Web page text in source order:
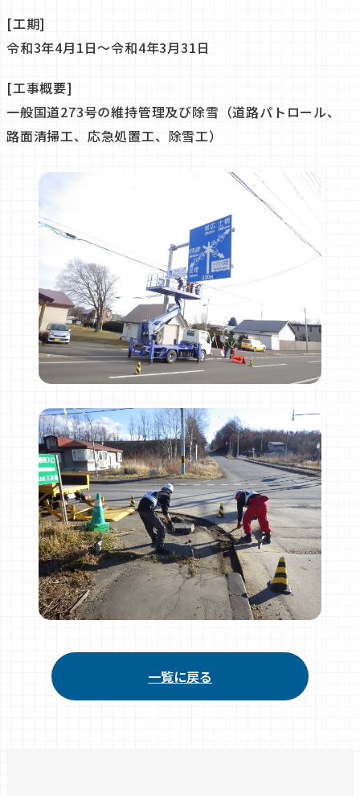
[工期]
令和3年4月1日～令和4年3月31日
[工事概要]
一般国道273号の維持管理及び除雪（道路パトロール、
路面清掃工、応急処置工、除雪工）
一覧に戻る